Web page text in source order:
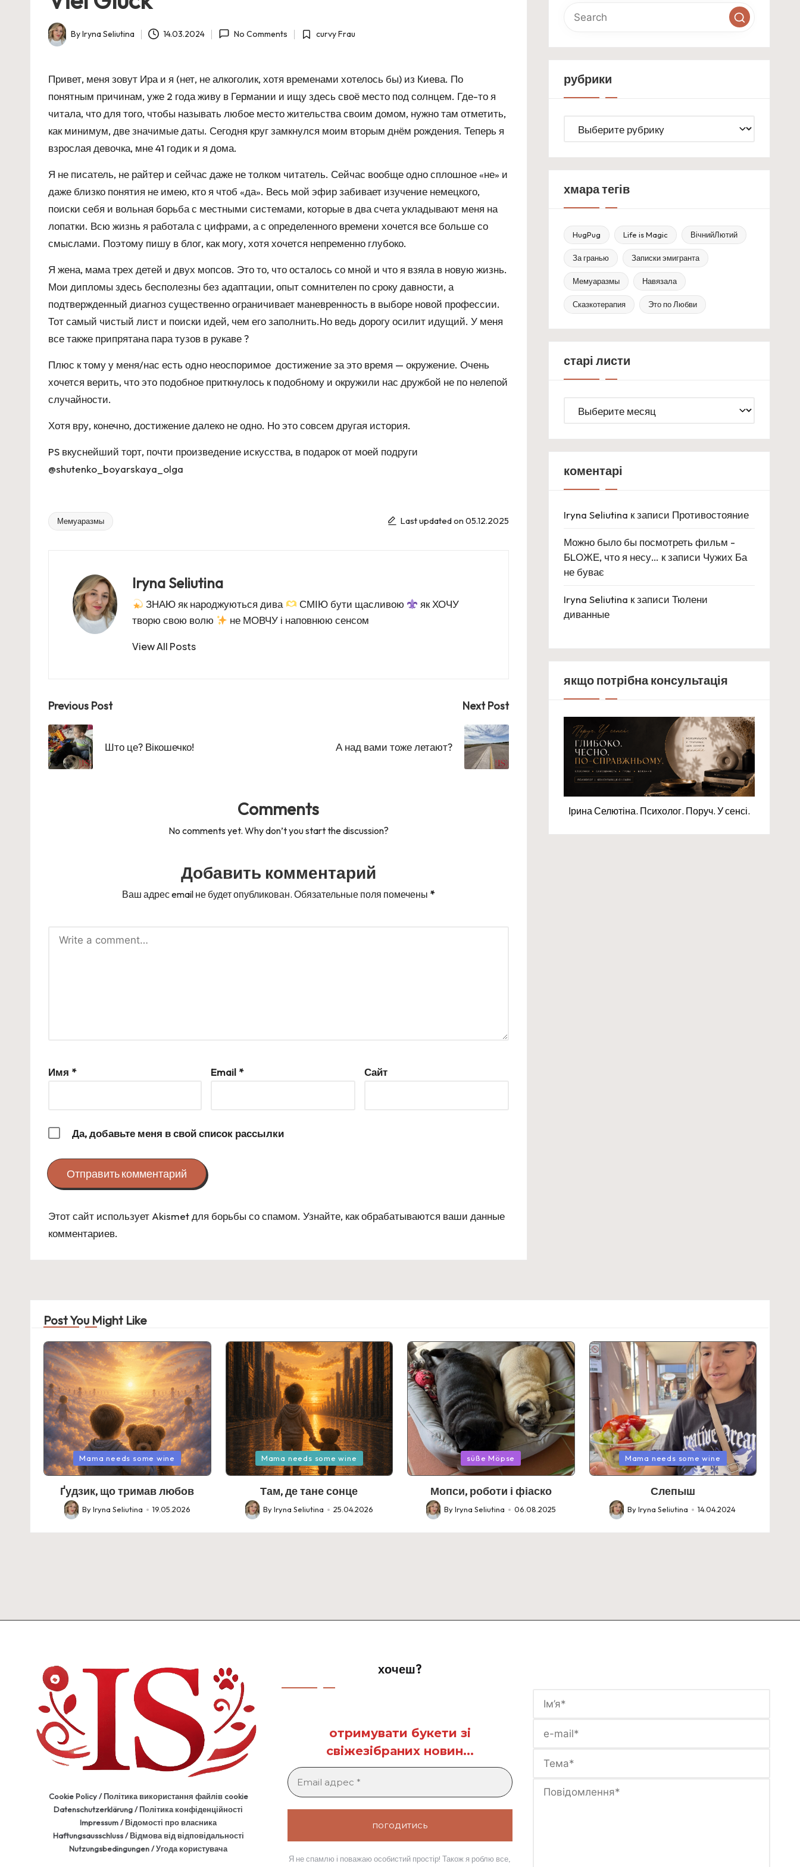
Posted
ByIryna Seliutina 14.03.2024 No Comments
Posted
curvy Frau
Привет, меня зовут Ира и я (нет, не алкоголик, хотя временами хотелось бы) из Киева. По
понятным причинам, уже 2 года живу в Германии и ищу здесь своё место под солнцем. Где-то я
читала, что для того, чтобы называть любое место жительства своим домом, нужно там отметить,
как минимум, две значимые даты. Сегодня круг замкнулся моим вторым днём рождения. Теперь я
взрослая девочка, мне 41 годик и я дома.
Я не писатель, не райтер и сейчас даже не толком читатель. Сейчас вообще одно сплошное «не» и
даже близко понятия не имею, кто я чтоб «да». Весь мой эфир забивает изучение немецкого,
поиски себя и вольная борьба с местными системами, которые в два счета укладывают меня на
лопатки. Всю жизнь я работала с цифрами, а с определенного времени хочется все больше со
смыслами. Поэтому пишу в блог, как могу, хотя хочется непременно глубоко.
Я жена, мама трех детей и двух мопсов. Это то, что осталось со мной и что я взяла в новую жизнь.
Мои дипломы здесь бесполезны без адаптации, опыт сомнителен по сроку давности, а
подтвержденный диагноз существенно ограничивает маневренность в выборе новой профессии.
Тот самый чистый лист и поиски идей, чем его заполнить.Но ведь дорогу осилит идущий. У меня
все также припрятана пара тузов в рукаве ?
Плюс к тому у меня/нас есть одно неоспоримое достижение за это время — окружение. Очень
хочется верить, что это подобное приткнулось к подобному и окружили нас дружбой не по нелепой
случайности.
Хотя вру, конечно, достижение далеко не одно. Но это совсем другая история.
PS вкуснейший торт, почти произведение искусства, в подарок от моей подруги
@shutenko_boyarskaya_olga
Tags:
Мемуаразмы Last updated on 05.12.2025
Iryna Seliutina
ЗНАЮ як народжуються дива СМІЮ бути щасливою
як ХОЧУ
творю свою волю
не МОВЧУ і наповнюю сенсом
View All Posts
Post
navigation
Previous Post
Што це? Вікошечко!
Next Post
А над вами тоже летают?
Comments
No comments yet. Why don’t you start the discussion?
Добавить комментарий
Ваш адрес email не будет опубликован. Обязательные поля помечены *
Имя * Email * Сайт
Да, добавьте меня в свой список рассылки
Этот сайт использует Akismet для борьбы со спамом. Узнайте, как обрабатываются ваши данные
комментариев.
рубрики
рубрики
хмара тегів
HugPug Life is Magic ВічнийЛютий
За гранью Записки эмигранта
Мемуаразмы Навязала
Сказкотерапия Это по Любви
старі листи
старі
коментарі
Iryna Seliutina к записи Противостояние
Можно было бы посмотреть фильм -
БLОЖЕ, что я несу… к записи Чужих Ба
не буває
Iryna Seliutina к записи Тюлени
диванные
якщо потрібна консультація
Ірина Селютіна. Психолог. Поруч. У сенсі.
Post You Might Like
Posted
in
Mama needs some wine
Ґудзик, що тримав любов
Posted
ByIryna Seliutina 19.05.2026
Posted
in
Mama needs some wine
Там, де тане сонце
Posted
ByIryna Seliutina 25.04.2026
Posted
süße Möpse
Мопси, роботи і фіаско
Posted
ByIryna Seliutina 06.08.2025
Posted
in
Mama needs some wine
Слепыш
Posted
ByIryna Seliutina 14.04.2024
Cookie Policy / Політика використання файлів cookie
Datenschutzerklärung / Політика конфіденційності
Impressum / Відомості про власника
Haftungsausschluss / Відмова від відповідальності
Nutzungsbedingungen / Угода користувача
хочеш?
отримувати букети зі
свіжезібраних новин...
Я не спамлю і поважаю особистий простір! Також я роблю все,